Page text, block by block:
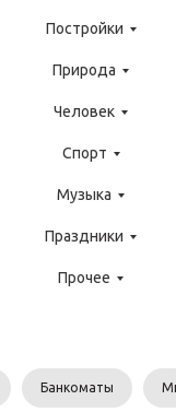
Постройки
Природа
Человек
Спорт
Музыка
Праздники
Прочее
Банкоматы